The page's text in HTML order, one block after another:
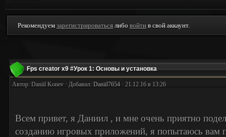
Рекомендуем зарегистрироваться либо войти в свой аккаунт.
Fps creator x9 #Урок 1: Основы и установка
Автор: Daniil Konev · Добавил: Daniil7654 · 21.12.16 в 13:26
Всем привет, я Даниил , и мне очень приятно
созданию игровых приложений, я попытаюсь вам